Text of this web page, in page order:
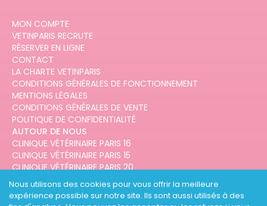
Nous utilisons des cookies pour vous offrir la meilleure
expérience possible sur notre site. Ils sont aussi utilisés à des
MON COMPTE
VETINPARIS RECRUTE
RÉSERVER EN LIGNE
CONTACT
LA CHARTE VETINPARIS
CONDITIONS GÉNÉRALES DE FONCTIONNEMENT
MENTIONS LÉGALES
CONDITIONS GÉNÉRALES DE VENTE
POLITIQUE DE CONFIDENTIALITÉ
AUTOUR DE NOUS
CLINIQUE VÉTÉRINAIRE PARIS 16
CLINIQUE VÉTÉRINAIRE PARIS 15
CLINIQUE VÉTÉRINAIRE PARIS 20
CLINIQUE VÉTÉRINAIRE PARIS 12
CLINIQUE VÉTÉRINAIRE PARIS 10
CLINIQUE VÉTÉRINAIRE PARIS 3